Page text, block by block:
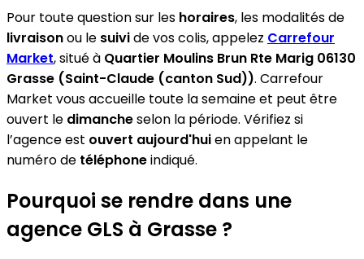
Pour toute question sur les horaires, les modalités de
livraisonou le suivide vos colis, appelez Carrefour
Market, situé à Quartier Moulins Brun Rte Marig 06130
Grasse (Saint-Claude (canton Sud)). Carrefour
Market vous accueille toute la semaine et peut être
ouvert le dimancheselon la période. Vérifiez si
l’agence est ouvert aujourd'huien appelant le
numéro de téléphoneindiqué.
Pourquoi se rendre dans une
agence GLS à Grasse ?